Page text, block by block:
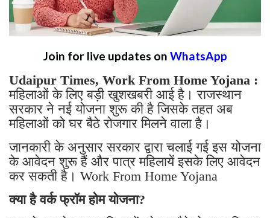
Join for live updates on WhatsApp
Udaipur Times, Work From Home Yojana :
महिलाओं के लिए बड़ी खुशखबरी आई है। राजस्थान
सरकार ने नई योजना शुरू की है जिसके तहत अब
महिलाओं को घर बैठे रोजगार मिलने वाला है।
जानकारी के अनुसार सरकार द्वारा चलाई गई इस योजना
के आवेदन शुरू हैं और पात्र महिलायें इसके लिए आवेदन
कर सकती है। Work From Home Yojana
क्या है वर्क फ्रॉम होम योजना?